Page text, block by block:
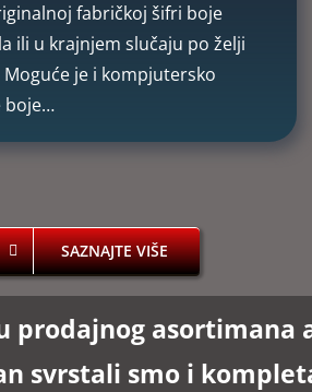
fabričkoj šifri boje
ili u krajnjem slučaju po želji
je i kompjutersko
boje…
SAZNAJTE VIŠE
prodajnog asortimana
svrstali smo i